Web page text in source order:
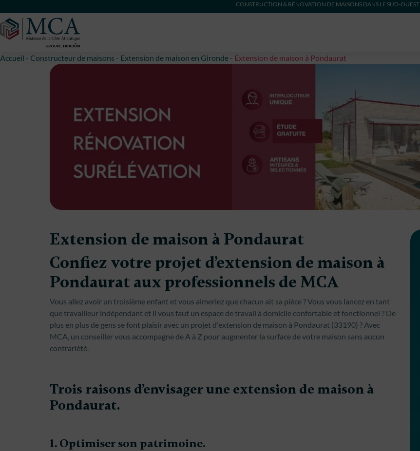
CONSTRUCTION & RÉNOVATION DE MAISONS DANS LE SUD-OUEST
Accueil - Constructeur de maisons - Extension de maison en Gironde - Extension de maison à Pondaurat
Extension de maison à Pondaurat
Confiez votre projet d’extension de maison à
Pondaurat aux professionnels de MCA
Vous allez avoir un troisième enfant et vous aimeriez que chacun ait sa pièce ? Vous vous lancez en tant
que travailleur indépendant et il vous faut un espace de travail à domicile confortable et fonctionnel ? De
plus en plus de gens se font plaisir avec un projet d'extension de maison à Pondaurat (33190) ? Avec
MCA, un conseiller vous accompagne de A à Z pour augmenter la surface de votre maison sans aucun
contrariété.
Trois raisons d’envisager une extension de maison à
Pondaurat.
1. Optimiser son patrimoine.